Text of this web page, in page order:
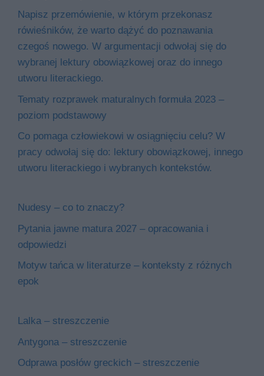
Napisz przemówienie, w którym przekonasz
rówieśników, że warto dążyć do poznawania
czegoś nowego. W argumentacji odwołaj się do
wybranej lektury obowiązkowej oraz do innego
utworu literackiego.
Tematy rozprawek maturalnych formuła 2023 –
poziom podstawowy
Co pomaga człowiekowi w osiągnięciu celu? W
pracy odwołaj się do: lektury obowiązkowej, innego
utworu literackiego i wybranych kontekstów.
Nudesy – co to znaczy?
Pytania jawne matura 2027 – opracowania i
odpowiedzi
Motyw tańca w literaturze – konteksty z różnych
epok
Lalka – streszczenie
Antygona – streszczenie
Odprawa posłów greckich – streszczenie